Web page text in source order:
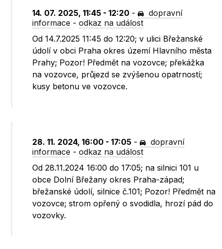
14. 07. 2025, 11:45 - 12:20 -
dopravní
informace -odkaz na událost
Od 14.7.2025 11:45 do 12:20; v ulici Břežanské
údolí v obci Praha okres území Hlavního města
Prahy; Pozor! Předmět na vozovce; překážka
na vozovce, průjezd se zvýšenou opatrností;
kusy betonu ve vozovce.
28. 11. 2024, 16:00 - 17:05 -
dopravní
informace -odkaz na událost
Od 28.11.2024 16:00 do 17:05; na silnici 101 u
obce Dolní Břežany okres Praha-západ;
břežanské údolí, silnice č.101; Pozor! Předmět na
vozovce; strom opřený o svodidla, hrozí pád do
vozovky.